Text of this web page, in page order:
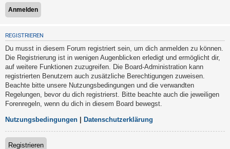
i
s
t
r
i
e
r
e
n
U
REGISTRIEREN
Du musst in diesem Forum registriert sein, um dich anmelden zu können.
Die Registrierung ist in wenigen Augenblicken erledigt und ermöglicht dir,
auf weitere Funktionen zuzugreifen. Die Board-Administration kann
registrierten Benutzern auch zusätzliche Berechtigungen zuweisen.
Beachte bitte unsere Nutzungsbedingungen und die verwandten
Regelungen, bevor du dich registrierst. Bitte beachte auch die jeweiligen
Forenregeln, wenn du dich in diesem Board bewegst.
Nutzungsbedingungen Datenschutzerklärung
Registrieren